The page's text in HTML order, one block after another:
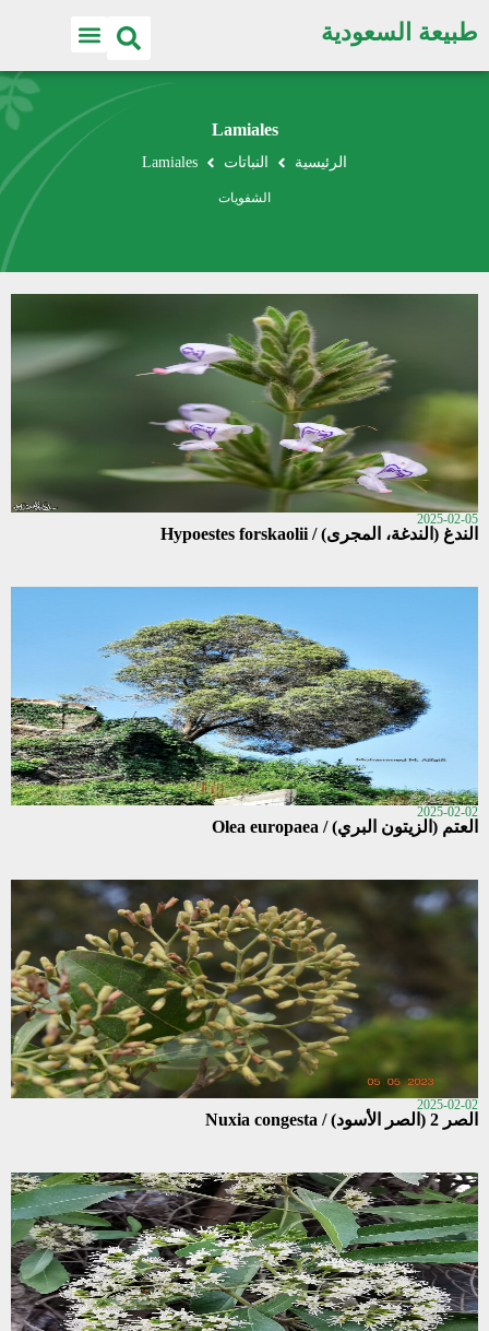
طبيعة السعودية
Lamiales
الرئيسية النباتات Lamiales
الشفويات
2025-02-05
الندغ (الندغة، المجرى) / Hypoestes forskaolii
2025-02-02
العتم (الزيتون البري) / Olea europaea
2025-02-02
الصر 2 (الصر الأسود) / Nuxia congesta